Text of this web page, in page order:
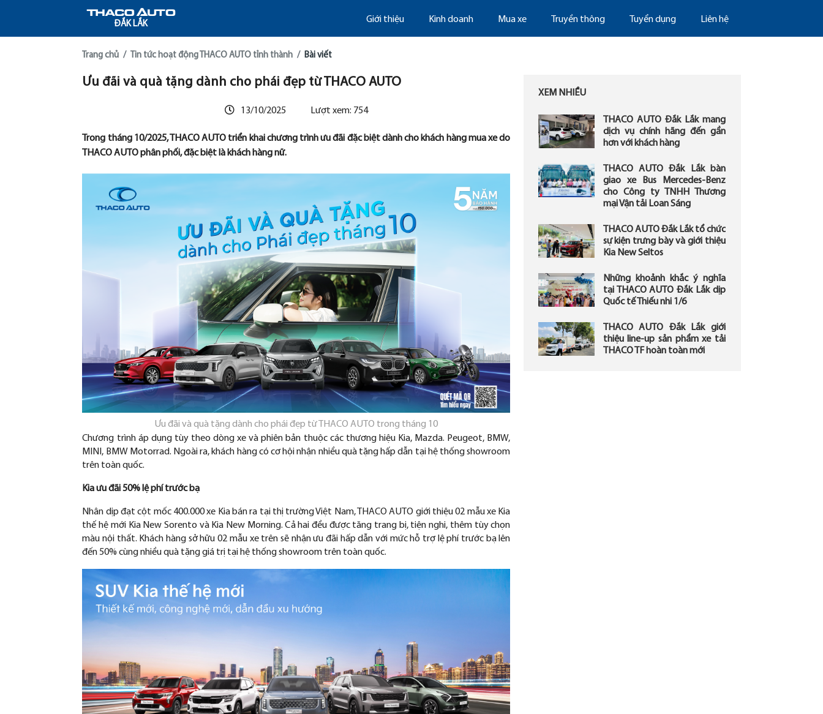
ĐẮK LẮK Giới thiệu Kinh doanh Mua xe Truyền thông Tuyển dụng Liên hệ
Trang chủ Tin tức hoạt động THACO AUTO tỉnh thành Bài viết
Ưu đãi và quà tặng dành cho phái đẹp từ THACO AUTO
13/10/2025 Lượt xem: 754
Trong tháng 10/2025, THACO AUTO triển khai chương trình ưu đãi đặc biệt dành cho khách hàng mua xe do
THACO AUTO phân phối, đặc biệt là khách hàng nữ.
Ưu đãi và quà tặng dành cho phái đẹp từ THACO AUTO trong tháng 10
Chương trình áp dụng tùy theo dòng xe và phiên bản thuộc các thương hiệu Kia, Mazda. Peugeot, BMW,
MINI, BMW Motorrad. Ngoài ra, khách hàng có cơ hội nhận nhiều quà tặng hấp dẫn tại hệ thống showroom
trên toàn quốc.
Kiaưu đãi 50% lệ phí trước bạ
Nhân dịpđạt cột mốc 400.000 xe Kia bán ra tại thị trường Việt Nam, THACO AUTO giới thiệu 02 mẫu xe Kia
thế hệ mới Kia New Sorento và Kia New Morning. Cả hai đều được tăng trang bị, tiện nghi, thêm tùy chọn
màu nội thất. Khách hàng sở hữu 02 mẫu xe trên sẽ nhậnưu đãi hấp dẫn với mức hỗ trợ lệ phí trước bạ lên
đến 50% cùng nhiều quà tặng giá trị tại hệ thống showroom trên toàn quốc.
XEM NHIỀU
THACO AUTO Đắk Lắk mang
dịch vụ chính hãng đến gần
hơn với khách hàng
THACO AUTO Đắk Lắk bàn
giao xe Bus Mercedes-Benz
cho Công ty TNHH Thương
mại Vận tải Loan Sáng
THACO AUTO Đắk Lắk tổ chức
sự kiện trưng bày và giới thiệu
Kia New Seltos
Những khoảnh khắc ý nghĩa
tại THACO AUTO Đắk Lắk dịp
Quốc tế Thiếu nhi 1/6
THACO AUTO Đắk Lắk giới
thiệu line-up sản phẩm xe tải
THACO TF hoàn toàn mới